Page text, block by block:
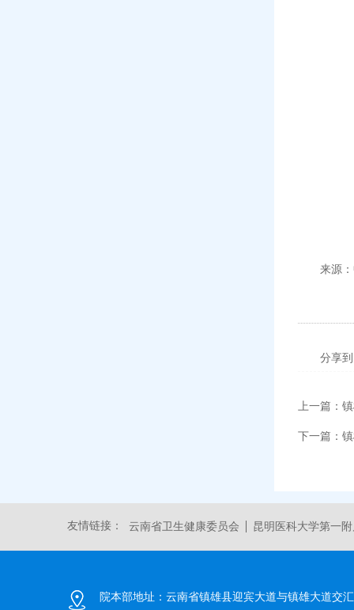
来源
分享
上一篇：
下一篇：
友情链接： 云南省卫生健康委员会 昆明医科大学第一
院本部地址： 云南省镇雄县迎宾大道与镇雄大道交